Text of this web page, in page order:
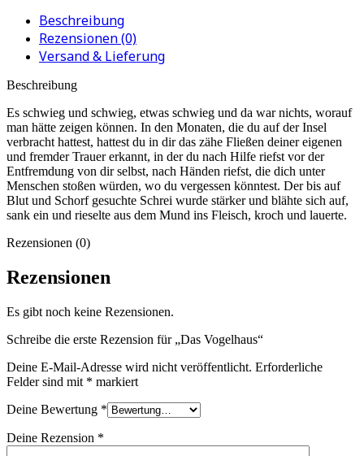
Beschreibung
Rezensionen (0)
Versand & Lieferung
Beschreibung
Es schwieg und schwieg, etwas schwieg und da war nichts, worauf
man hätte zeigen können. In den Monaten, die du auf der Insel
verbracht hattest, hattest du in dir das zähe Fließen deiner eigenen
und fremder Trauer erkannt, in der du nach Hilfe riefst vor der
Entfremdung von dir selbst, nach Händen riefst, die dich unter
Menschen stoßen würden, wo du vergessen könntest. Der bis auf
Blut und Schorf gesuchte Schrei wurde stärker und blähte sich auf,
sank ein und rieselte aus dem Mund ins Fleisch, kroch und lauerte.
Rezensionen (0)
Rezensionen
Es gibt noch keine Rezensionen.
Schreibe die erste Rezension für „Das Vogelhaus“
Deine E-Mail-Adresse wird nicht veröffentlicht. Erforderliche
Felder sind mit * markiert
Deine Bewertung *
Deine Rezension *